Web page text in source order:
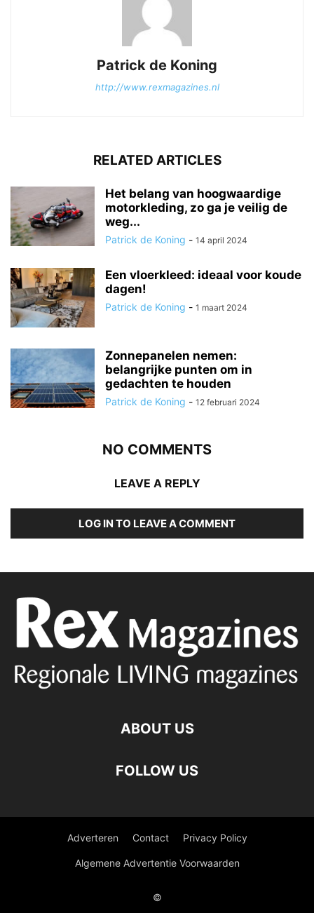
Patrick de Koning
http://www.rexmagazines.nl
RELATED ARTICLES
Het belang van hoogwaardige
motorkleding, zo ga je veilig de
weg...
Patrick de Koning - 14 april 2024
Een vloerkleed: ideaal voor koude
dagen!
Patrick de Koning - 1 maart 2024
Zonnepanelen nemen:
belangrijke punten om in
gedachten te houden
Patrick de Koning - 12 februari 2024
NO COMMENTS
LEAVE A REPLY
LOG IN TO LEAVE A COMMENT
ABOUT US
FOLLOW US
Adverteren Contact Privacy Policy
Algemene Advertentie Voorwaarden
©